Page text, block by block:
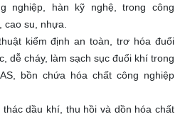
nghiệp, hàn kỹ nghệ, trong công
cao su, nhựa.
kiểm định an toàn, trơ hóa đuổi
dễ cháy, làm sạch sục đuổi khí trong
bồn chứa hóa chất công nghiệp
dầu khí, thu hồi và dồn hóa chất